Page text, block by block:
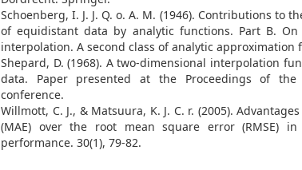
Schoenberg, I. J. J. Q. o. A. M. (1946). Contributions to
of equidistant data by analytic functions. Part B.
interpolation. A second class of analytic approximation
Shepard, D. (1968). A two-dimensional interpolation
data. Paper presented at the Proceedings of the
conference.
Willmott, C. J., & Matsuura, K. J. C. r. (2005).
(MAE) over the root mean square error (RMSE) in
performance. 30(1), 79-82.